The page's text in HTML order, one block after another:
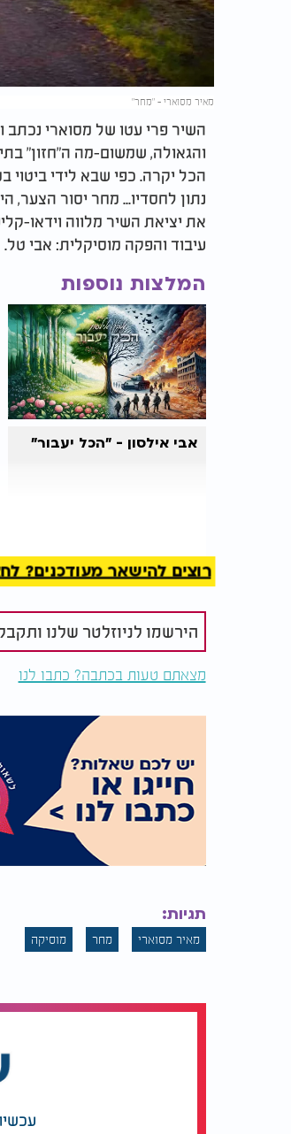
מאיר מסוארי – "מחר"
השיר פרי עטו של מסוארי נכתב
והגאולה, שמשום-מה ה"חזון"
הכל יקרה. כפי שבא לידי ביטוי
נתון לחסדיו... מחר יסור הצער,
את יציאת השיר מלווה וידאו-
עיבוד והפקה מוסיקלית: אבי טל.
המלצות נוספות
אבי אילסון - "הכל יעבור"
רוצים להישאר מעודכנים?
הירשמו לניוזלטר שלנו
מצאתם טעות בכתבה? כתבו לנו
תגיות:
מאיר מסוארי מחר מוסיקה